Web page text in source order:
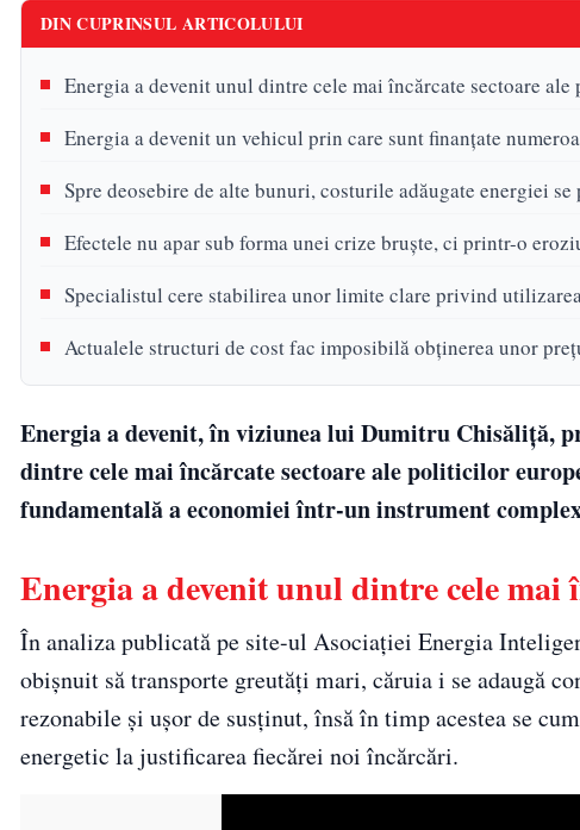
DIN CUPRINSUL ARTICOLULUI
Energia a devenit unul dintre cele mai încărcate sectoare
Energia a devenit un vehicul prin care sunt finanțate
Spre deosebire de alte bunuri, costurile adăugate energiei
Efectele nu apar sub forma unei crize bruște, ci printr-o
Specialistul cere stabilirea unor limite clare privind
Actualele structuri de cost fac imposibilă obținerea unor
Energia a devenit, în viziunea lui Dumitru Chisăliță,
dintre cele mai încărcate sectoare ale politicilor
fundamentală a economiei într-un instrument
Energia a devenit unul dintre cele mai
În analiza publicată pe site-ul Asociației Energia
obișnuit să transporte greutăți mari, căruia i se adaugă
rezonabile și ușor de susținut, însă în timp acestea se
energetic la justificarea fiecărei noi încărcări.